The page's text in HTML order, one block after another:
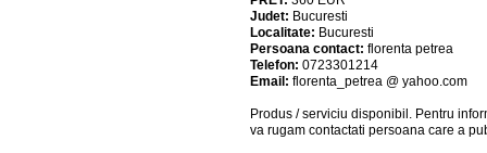
Judet: Bucuresti
Localitate: Bucuresti
Persoana contact: florenta petrea
Telefon: 0723301214
Email: florenta_petrea @ yahoo.com
Produs / serviciu disponibil . Pentru
va rugam contactati persoana care a